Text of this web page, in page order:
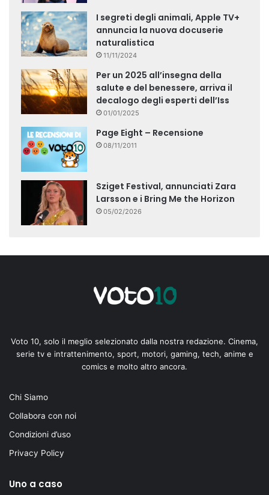
I segreti degli animali, Apple TV+
annuncia la nuova docuserie
naturalistica
11/11/2024
Per un 2025 all’insegna della
salute e del benessere, arriva il
decalogo degli esperti dell’Iss
01/01/2025
Page Eight – Recensione
08/11/2011
Sziget Festival, annunciati Zara
Larsson e i Bring Me the Horizon
05/02/2026
Voto 10, solo il meglio selezionato dalla nostra redazione. Cinema,
serie tv e intrattenimento, sport, motori, gaming, tech, anime e
comics e molto altro ancora.
Chi Siamo
Collabora con noi
Condizioni d’uso
Privacy Policy
Uno a caso